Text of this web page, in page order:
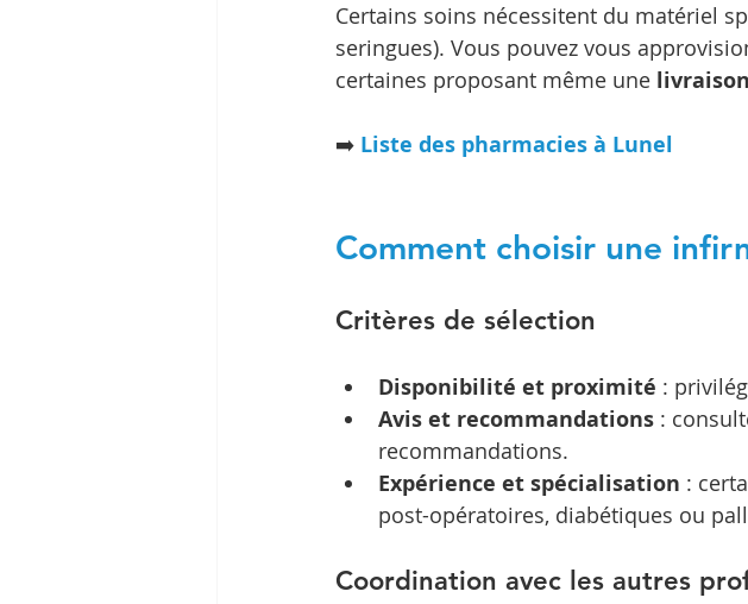
Certains soins nécessitent du matériel
seringues). Vous pouvez vous
certaines proposant même une
➡️ Liste des pharmacies à Lunel
Comment choisir une
Critères de sélection
Disponibilité et proximité :
Avis et recommandations :
recommandations.
Expérience et spécialisation :
post-opératoires, diabétiques ou
Coordination avec les autres